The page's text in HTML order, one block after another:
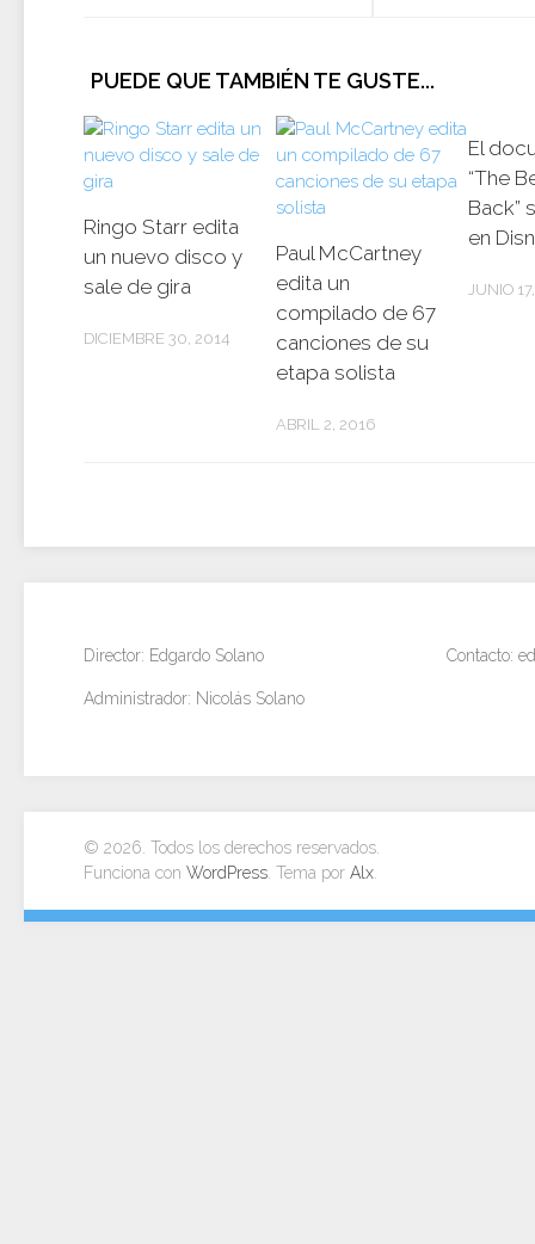
PUEDE QUE TAMBIÉN TE GUSTE...
Ringo Starr edita
un nuevo disco y
sale de gira
DICIEMBRE 30, 2014
Paul McCartney
edita un
compilado de 67
canciones de su
etapa solista
ABRIL 2, 2016
El
“The
Back”
en
JUNIO
Director: Edgardo Solano
Administrador: Nicolás Solano
Contacto:
© 2026. Todos los derechos reservados.
Funciona con WordPress . Tema por Alx